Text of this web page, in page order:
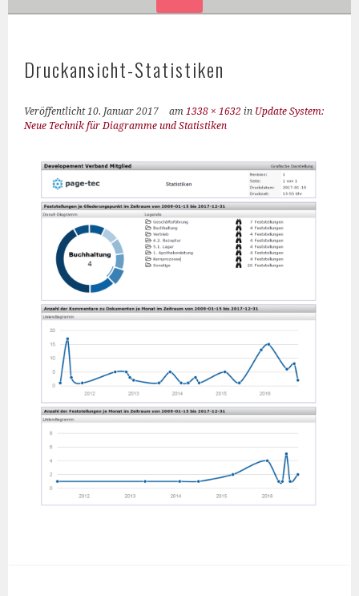
Druckansicht-Statistiken
Veröffentlicht10. Januar 2017 am1338 × 1632 in Update System:
Neue Technik für Diagramme und Statistiken